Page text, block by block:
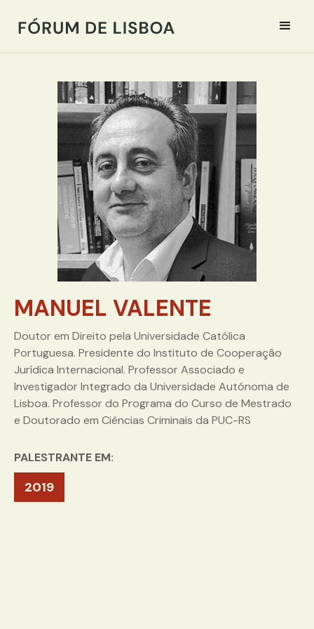
MANUEL VALENTE
Doutor em Direito pela Universidade Católica
Portuguesa. Presidente do Instituto de Cooperação
Jurídica Internacional. Professor Associado e
Investigador Integrado da Universidade Autónoma de
Lisboa. Professor do Programa do Curso de Mestrado
e Doutorado em Ciências Criminais da PUC-RS
PALESTRANTE EM:
2019